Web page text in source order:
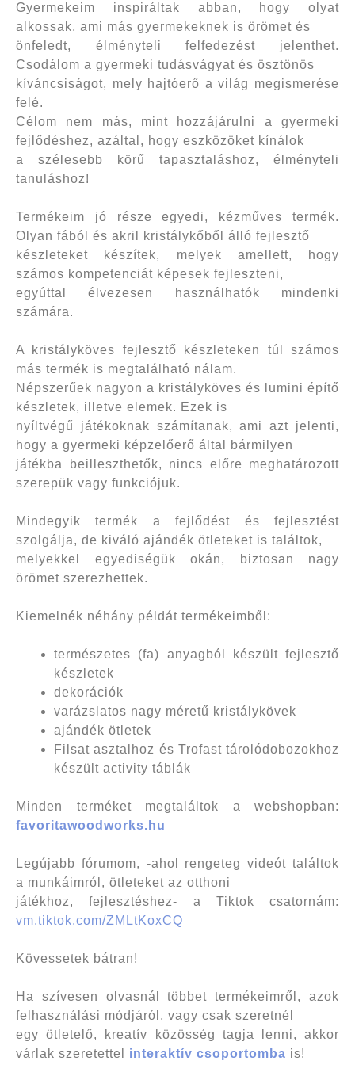
Gyermekeim inspiráltak abban, hogy olyat
alkossak, ami más gyermekeknek is örömet és
önfeledt, élményteli felfedezést jelenthet.
Csodálom a gyermeki tudásvágyat és ösztönös
kíváncsiságot, mely hajtóerő a világ megismerése
felé.
Célom nem más, mint hozzájárulni a gyermeki
fejlődéshez, azáltal, hogy eszközöket kínálok
a szélesebb körű tapasztaláshoz, élményteli
tanuláshoz!
Termékeim jó része egyedi, kézműves termék.
Olyan fából és akril kristálykőből álló fejlesztő
készleteket készítek, melyek amellett, hogy
számos kompetenciát képesek fejleszteni,
egyúttal élvezesen használhatók mindenki
számára.
A kristályköves fejlesztő készleteken túl számos
más termék is megtalálható nálam.
Népszerűek nagyon a kristályköves és lumini építő
készletek, illetve elemek. Ezek is
nyíltvégű játékoknak számítanak, ami azt jelenti,
hogy a gyermeki képzelőerő által bármilyen
játékba beilleszthetők, nincs előre meghatározott
szerepük vagy funkciójuk.
Mindegyik termék a fejlődést és fejlesztést
szolgálja, de kiváló ajándék ötleteket is találtok,
melyekkel egyediségük okán, biztosan nagy
örömet szerezhettek.
Kiemelnék néhány példát termékeimből:
természetes (fa) anyagból készült fejlesztő
készletek
dekorációk
varázslatos nagy méretű kristálykövek
ajándék ötletek
Filsat asztalhoz és Trofast tárolódobozokhoz
készült activity táblák
Minden terméket megtaláltok a webshopban:
favoritawoodworks.hu
Legújabb fórumom, -ahol rengeteg videót találtok
a munkáimról, ötleteket az otthoni
játékhoz, fejlesztéshez- a Tiktok csatornám:
vm.tiktok.com/ZMLtKoxCQ
Kövessetek bátran!
Ha szívesen olvasnál többet termékeimről, azok
felhasználási módjáról, vagy csak szeretnél
egy ötletelő, kreatív közösség tagja lenni, akkor
várlak szeretettel interaktív csoportomba is!